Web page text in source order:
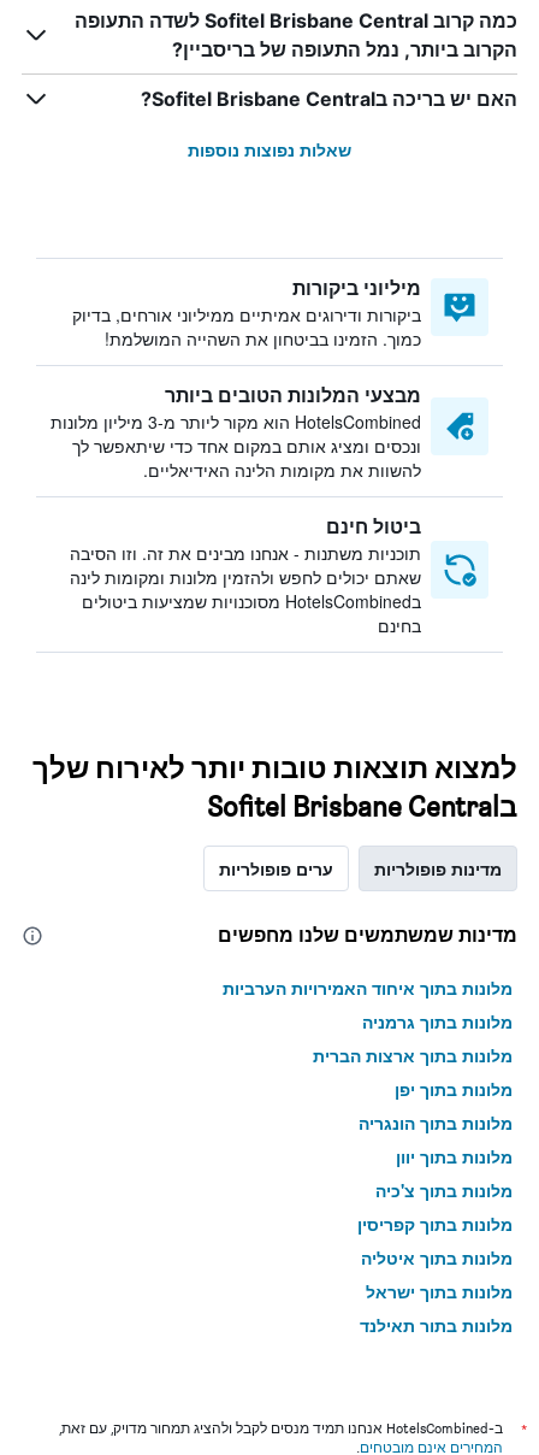
כמה קרוב Sofitel Brisbane Central לשדה התעופה
הקרוב ביותר, נמל התעופה של בריסביין?
האם יש בריכה בSofitel Brisbane Central?
שאלות נפוצות נוספות
מיליוני ביקורות
ביקורות ודירוגים אמיתיים ממיליוני אורחים, בדיוק
כמוך. הזמינו בביטחון את השהייה המושלמת!
מבצעי המלונות הטובים ביותר
HotelsCombined הוא מקור ליותר מ-3 מיליון מלונות
ונכסים ומציג אותם במקום אחד כדי שיתאפשר לך
להשוות את מקומות הלינה האידיאליים.
ביטול חינם
תוכניות משתנות - אנחנו מבינים את זה. וזו הסיבה
שאתם יכולים לחפש ולהזמין מלונות ומקומות לינה
בHotelsCombined מסוכנויות שמציעות ביטולים
בחינם
למצוא תוצאות טובות יותר לאירוח שלך
בSofitel Brisbane Central
מדינות פופולריות ערים פופולריות
מדינות שמשתמשים שלנו מחפשים
מלונות בתוך איחוד האמירויות הערביות
מלונות בתוך גרמניה
מלונות בתוך ארצות הברית
מלונות בתוך יפן
מלונות בתוך הונגריה
מלונות בתוך יוון
מלונות בתוך צ'כיה
מלונות בתוך קפריסין
מלונות בתוך איטליה
מלונות בתוך ישראל
מלונות בתוך תאילנד
*
ב-HotelsCombined אנחנו תמיד מנסים לקבל ולהציג תמחור מדויק, עם זאת,
המחירים אינם מובטחים.